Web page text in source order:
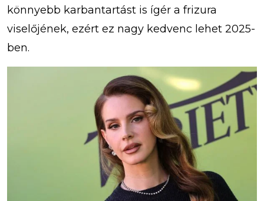
könnyebb karbantartást is ígér a frizura
viselőjének, ezért ez nagy kedvenc lehet 2025-
ben.